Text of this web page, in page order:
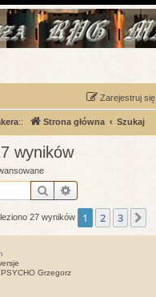
Zarejestruj się
:: Strona główna Szukaj
wyników
Szukaj
27 wyników 1 2 3
Grzegorz